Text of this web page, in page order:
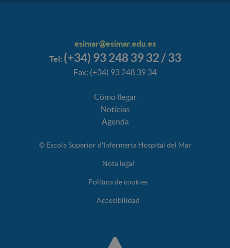
esimar@esimar.edu.es
Tel: (+34) 93 248 39 32 / 33
Fax: (+34) 93 248 39 34
Cómo llegar
Notícias
Agenda
© Escola Superior d'Infermeria Hospital del Mar
Nota legal
Política de cookies
Accesibilidad